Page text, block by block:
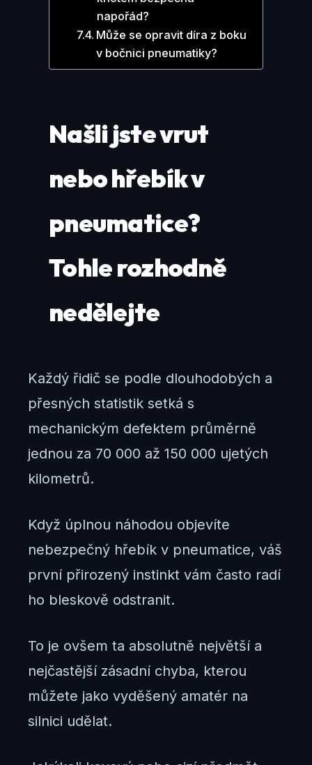
napořád?
Může se opravit díra z boku
v bočnici pneumatiky?
Našli jste vrut
nebo hřebík v
pneumatice?
Tohle rozhodně
nedělejte
Každý řidič se podle dlouhodobých a
přesných statistik setká s
mechanickým defektem průměrně
jednou za 70 000 až 150 000 ujetých
kilometrů.
Když úplnou náhodou objevíte
nebezpečný hřebík v pneumatice, váš
první přirozený instinkt vám často radí
ho bleskově odstranit.
To je ovšem ta absolutně největší a
nejčastější zásadní chyba, kterou
můžete jako vyděšený amatér na
silnici udělat.